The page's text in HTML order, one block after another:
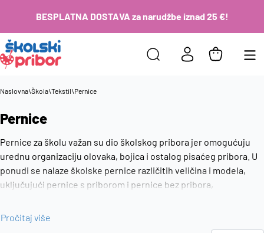
BESPLATNA DOSTAVA za narudžbe iznad 25 €!
Naslovna\Škola\Tekstil\Pernice
Pernice
Pernice za školu važan su dio školskog pribora jer omogućuju
urednu organizaciju olovaka, bojica i ostalog pisaćeg pribora. U
ponudi se nalaze školske pernice različitih veličina i modela,
uključujući pernice s priborom i pernice bez pribora,
olakšavaju svakodnevnu školsku rutinu i pomažu da sav pribor
uvijek bude pregledno posložen i spreman za nastavu.
Pročitaj više